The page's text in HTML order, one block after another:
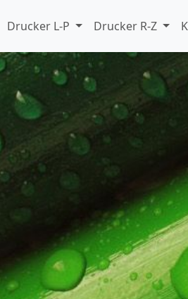
Drucker L-P Drucker R-Z